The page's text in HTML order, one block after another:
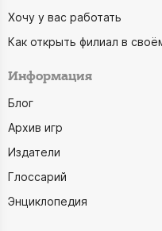
Хочу у вас работать
Как открыть филиал в
Информация
Блог
Архив игр
Издатели
Глоссарий
Энциклопедия